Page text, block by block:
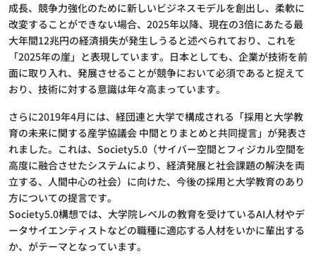
成長、競争力強化のために新しいビジネスモデルを創出し、柔軟に
改変することができない場合、2025年以降、現在の3倍にあたる最
大年間12兆円の経済損失が発生しうると述べられており、これを
「2025年の崖」と表現しています。日本としても、企業が技術を前
面に取り入れ、発展させることが競争において必須であると捉えて
おり、技術に対する意識は年々高まっています。
さらに2019年4月には、経団連と大学で構成される「採用と大学教
育の未来に関する産学協議会 中間とりまとめと共同提言」が発表さ
れました。これは、Society5.0（サイバー空間とフィジカル空間を
高度に融合させたシステムにより、経済発展と社会課題の解決を両
立する、人間中心の社会）に向けた、今後の採用と大学教育のあり
方についての提言です。
Society5.0構想では、大学院レベルの教育を受けているAI人材やデ
ータサイエンティストなどの職種に適応する人材をいかに輩出する
か、がテーマとなっています。